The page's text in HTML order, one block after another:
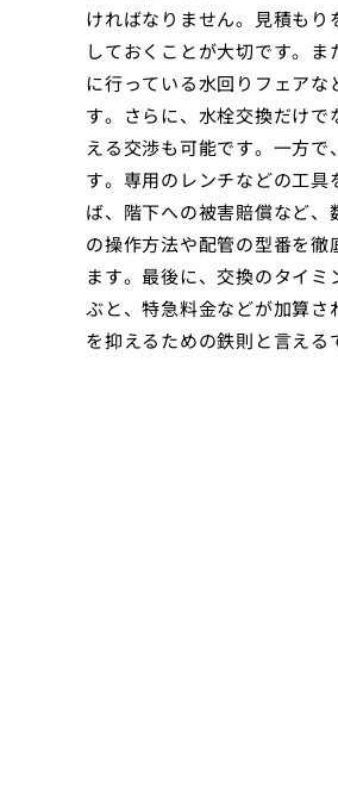
ければなりません。見積も
しておくことが大切です。
に行っている水回りフェア
す。さらに、水栓交換だけ
える交渉も可能です。一方
す。専用のレンチなどの工
ば、階下への被害賠償など
の操作方法や配管の型番を
ます。最後に、交換のタイ
ぶと、特急料金などが加算
を抑えるための鉄則と言える